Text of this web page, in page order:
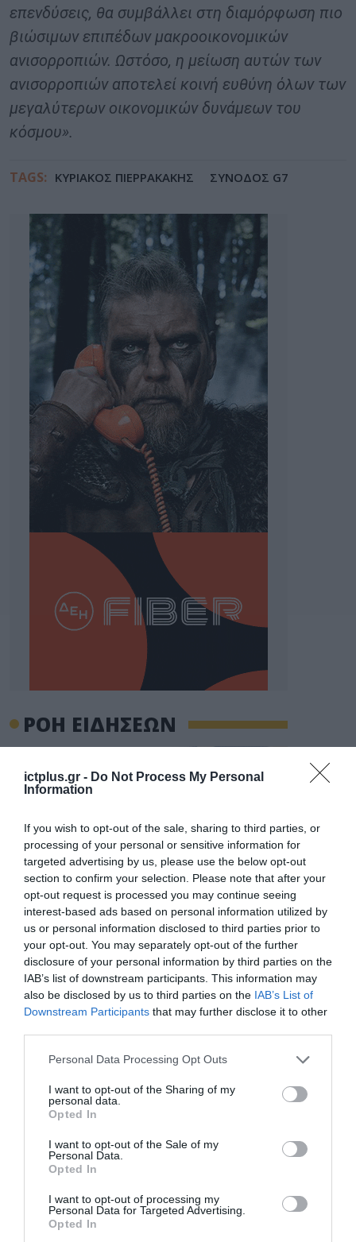
ictplus.gr - Do Not Process My Personal
Information
If you wish to opt-out of the sale, sharing to third parties, or
processing of your personal or sensitive information for
targeted advertising by us, please use the below opt-out
section to confirm your selection. Please note that after your
opt-out request is processed you may continue seeing
interest-based ads based on personal information utilized by
us or personal information disclosed to third parties prior to
your opt-out. You may separately opt-out of the further
disclosure of your personal information by third parties on the
IAB’s list of downstream participants. This information may
also be disclosed by us to third parties on the IAB’s List of
Downstream Participants that may further disclose it to other
Please note that this website/app uses one or more Google
not limited to your visit or usage behaviour. You may click to
grant or deny consent to Google and its third-party tags to
use your data for below specified purposes in below Google
consent section.
Personal Data Processing Opt Outs
I want to opt-out of the Sharing of my
personal data.
Opted In
I want to opt-out of the Sale of my
Personal Data.
Opted In
I want to opt-out of processing my
Personal Data for Targeted Advertising.
Opted In
επενδύσεις, θα συμβάλλει στη διαμόρφωση πιο
βιώσιμων επιπέδων μακροοικονομικών
ανισορροπιών. Ωστόσο, η μείωση αυτών των
ανισορροπιών αποτελεί κοινή ευθύνη όλων των
μεγαλύτερων οικονομικών δυνάμεων του
κόσμου».
TAGS: ΚΥΡΙΑΚΟΣ ΠΙΕΡΡΑΚΑΚΗΣ ΣΥΝΟΔΟΣ G7
ΡΟΗ ΕΙΔΗΣΕΩΝ
από την ΕΕ έργο “The
Gaming Police”
ενισχύει την ασφάλεια
διαδίκτυο
ΑΑΔΕ: Διευκρινίσεις
για τα πρόστιμα σε
παραβάσεις που
αφορούν τους ΦΗΜ
31.07.2026
Σ. Καλαφάτης: «Η
Τεχνητή Νοημοσύνη
δεν είναι απλώς μια
νέα τεχνολογία, είναι
μια νέα βιομηχανική
επανάσταση»
31.07.2026
για τη χρηματοδότηση
των ελληνικών
χώρο της άμυνας
Η πιο ταξιδιάρικη
καλοκαιριού έχει την
υπογραφή της Xiaomi
31.07.2026
ΟΛΗ Η ΡΟΗ ΕΙΔΗΣΕΩΝ